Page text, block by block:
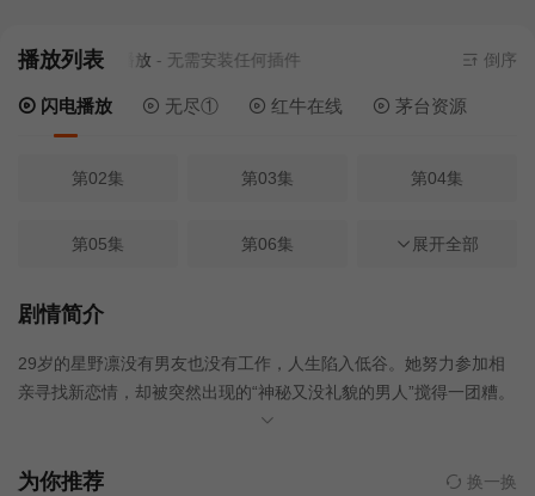
播放列表
源来源闪电播放- 无需安装任何插件 倒序
闪电播放 无尽① 红牛在线 茅台资源
第02集 第03集 第04集
第05集 第06集 第01集
第07集
展开全部
剧情简介
29岁的星野凛没有男友也没有工作，人生陷入低谷。她努力参加相
亲寻找新恋情，却被突然出现的“神秘又没礼貌的男人”搅得一团糟。
某天，在哥哥的拜托下，她接下了为一位“海归天才程序员”做家务的
败的若月郁。孤高的天才程序员与爱操心的倒霉女孩，由契约关系
为你推荐 换一换